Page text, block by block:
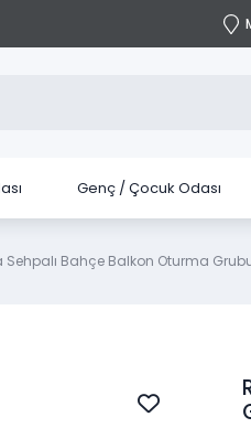
Genç / Çocuk Odası
Sehpalı Bahçe Balkon Oturma